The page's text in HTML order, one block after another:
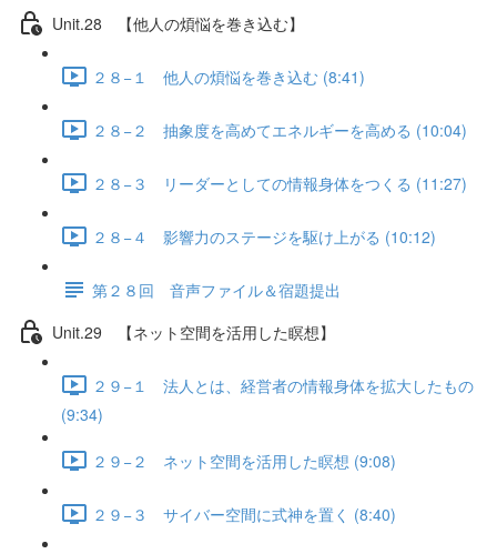
Unit.28 【他人の煩悩を巻き込む】
２８−１ 他人の煩悩を巻き込む (8:41)
２８−２ 抽象度を高めてエネルギーを高める (10:04)
２８−３ リーダーとしての情報身体をつくる (11:27)
２８−４ 影響力のステージを駆け上がる (10:12)
第２８回 音声ファイル＆宿題提出
Unit.29 【ネット空間を活用した瞑想】
２９−１ 法人とは、経営者の情報身体を拡大したもの
(9:34)
２９−２ ネット空間を活用した瞑想 (9:08)
２９−３ サイバー空間に式神を置く (8:40)